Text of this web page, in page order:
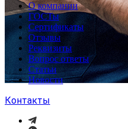
О компании
ГОСТы
Сертификаты
Отзывы
Реквизиты
Вопрос ответы
Статьи
Новости
Контакты